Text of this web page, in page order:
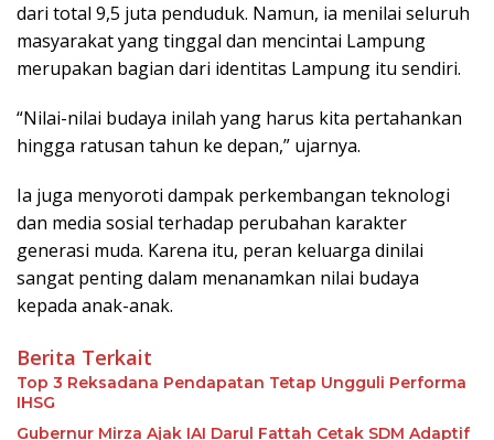
dari total 9,5 juta penduduk. Namun, ia menilai seluruh
masyarakat yang tinggal dan mencintai Lampung
merupakan bagian dari identitas Lampung itu sendiri.
“Nilai-nilai budaya inilah yang harus kita pertahankan
hingga ratusan tahun ke depan,” ujarnya.
Ia juga menyoroti dampak perkembangan teknologi
dan media sosial terhadap perubahan karakter
generasi muda. Karena itu, peran keluarga dinilai
sangat penting dalam menanamkan nilai budaya
kepada anak-anak.
Berita Terkait
Top 3 Reksadana Pendapatan Tetap Ungguli Performa
IHSG
Gubernur Mirza Ajak IAI Darul Fattah Cetak SDM Adaptif